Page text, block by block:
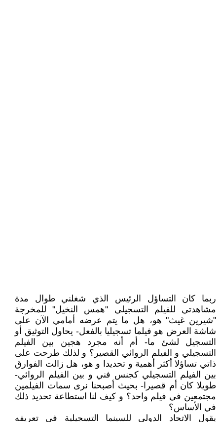
ربما كان التساؤل الرئيس الذي شغلني طوال مدة
مشاهدتي للفيلم التسجيلي "همس النخيل" للمخرجة
"شيرين غيث" هو، هل ما يتم عرضه أمامي الآن على
شاشة العرض هو فيلما تسجيليا بالفعل- يحاول التوثيق أو
التسجيل لشئ ما- أم أنه مجرد هجين بين الفيلم
التسجيلي و الفيلم الروائي القصير؟ و لذلك طرحت على
ذاتي تساؤلا أكثر أهمية و تحديدا و هو، هل زالت الفوارق
بين الفيلم التسجيلي كجنس فني و بين الفيلم الروائي-
طويلا كان أم قصيرا- بحيث أصبحنا نرى سمات الفيلمين
مجتمعين في فيلم واحد؟ و كيف لنا استطاعة تحديد ذلك
في الأساس؟
يقول الاتحاد الدولي للسينما التسجيلية في تعريفه